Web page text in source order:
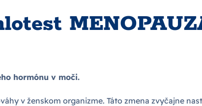
hormónu v moči.
v ženskom organizme. Táto zmena zvyčajne